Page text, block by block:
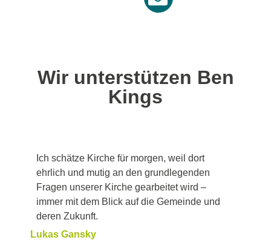
Wir unterstützen Ben
Kings
Ich schätze Kirche für morgen, weil dort
ehrlich und mutig an den grundlegenden
Fragen unserer Kirche gearbeitet wird –
immer mit dem Blick auf die Gemeinde und
deren Zukunft.
Lukas Gansky